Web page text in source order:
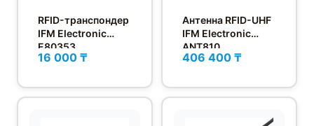
RFID-транспондер
IFM Electronic
E80353
16 000 ₸
Антенна RFID-UHF
IFM Electronic
ANT810
406 400 ₸